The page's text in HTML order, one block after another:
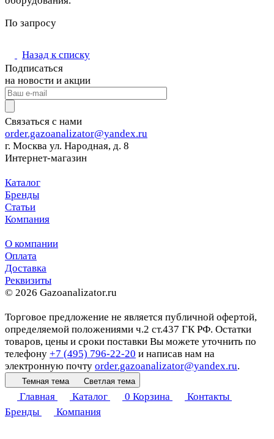
По запросу
Назад к списку
Подписаться
на новости и акции
Связаться с нами
order.gazoanalizator@yandex.ru
г. Москва ул. Народная, д. 8
Интернет-магазин
Каталог
Бренды
Статьи
Компания
О компании
Оплата
Доставка
Реквизиты
© 2026 Gazoanalizator.ru
Торговое предложение не является публичной офертой,
определяемой положениями ч.2 ст.437 ГК РФ. Остатки
товаров, цены и сроки поставки Вы можете уточнить по
телефону +7 (495) 796-22-20 и написав нам на
электронную почту order.gazoanalizator@yandex.ru.
Темная тема Светлая тема
Главная Каталог 0 Корзина
Контакты
Бренды
Компания